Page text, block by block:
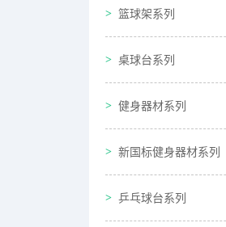
篮球架系列
桌球台系列
健身器材系列
新国标健身器材系列
乒乓球台系列